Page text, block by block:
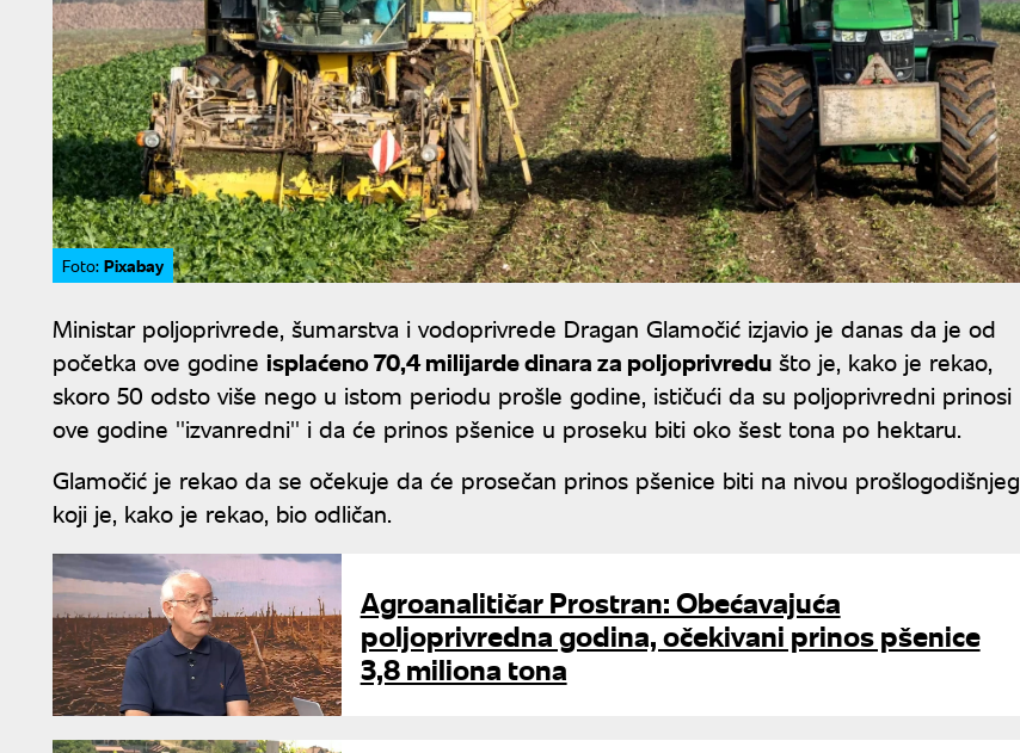
Foto: Pixabay
Ministar poljoprivrede, šumarstva i vodoprivrede Dragan Glamočić izjavio je danas da je od
početka ove godine isplaćeno 70,4 milijarde dinara za poljoprivredu što je, kako je rekao,
skoro 50 odsto više nego u istom periodu prošle godine, ističući da su poljoprivredni prinosi
ove godine ''izvanredni'' i da će prinos pšenice u proseku biti oko šest tona po hektaru.
Glamočić je rekao da se očekuje da će prosečan prinos pšenice biti na nivou prošlogodišnjeg
koji je, kako je rekao, bio odličan.
Agroanalitičar Prostran: Obećavajuća
poljoprivredna godina, očekivani prinos pšenice
3,8 miliona tona